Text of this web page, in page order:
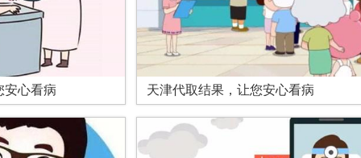
安心看病 天津代取结果，让您安心看病